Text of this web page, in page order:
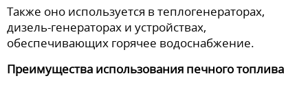
Также оно используется в теплогенераторах,
дизель-генераторах и устройствах,
обеспечивающих горячее водоснабжение.
Преимущества использования печного топлива